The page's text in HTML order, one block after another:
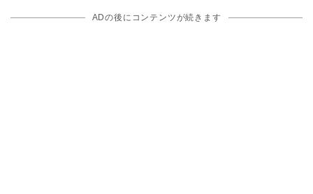
ADの後にコンテンツが続きます